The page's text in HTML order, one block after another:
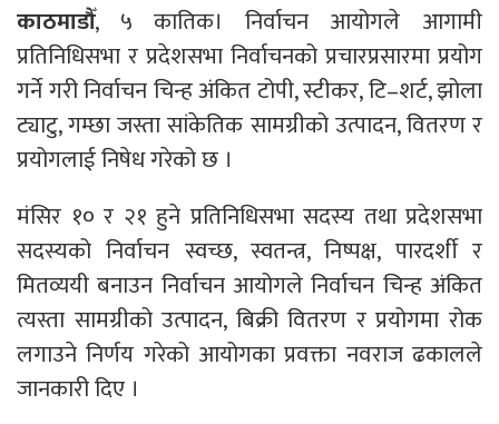
काठमाडौँ, ५ कातिक। निर्वाचन आयोगले आगामी
प्रतिनिधिसभा र प्रदेशसभा निर्वाचनको प्रचारप्रसारमा प्रयोग
गर्ने गरी निर्वाचन चिन्ह अंकित टोपी, स्टीकर, टि–शर्ट, झोला
ट्याटु, गम्छा जस्ता सांकेतिक सामग्रीको उत्पादन, वितरण र
प्रयोगलाई निषेध गरेको छ ।
मंसिर १० र २१ हुने प्रतिनिधिसभा सदस्य तथा प्रदेशसभा
सदस्यको निर्वाचन स्वच्छ, स्वतन्त्र, निष्पक्ष, पारदर्शी र
मितव्ययी बनाउन निर्वाचन आयोगले निर्वाचन चिन्ह अंकित
त्यस्ता सामग्रीको उत्पादन, बिक्री वितरण र प्रयोगमा रोक
लगाउने निर्णय गरेको आयोगका प्रवक्ता नवराज ढकालले
जानकारी दिए ।